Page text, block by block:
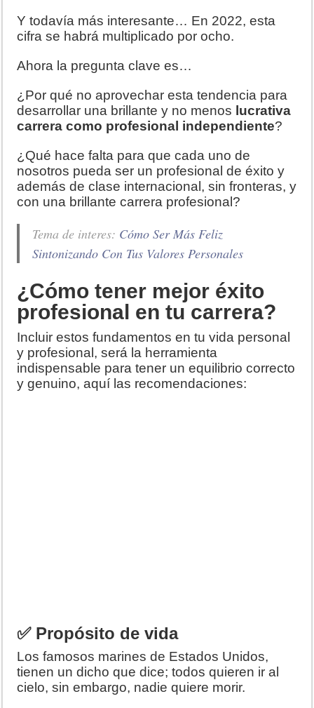
Y todavía más interesante… En 2022, esta
cifra se habrá multiplicado por ocho.
Ahora la pregunta clave es…
¿Por qué no aprovechar esta tendencia para
desarrollar una brillante y no menos lucrativa
carrera como profesional independiente?
¿Qué hace falta para que cada uno de
nosotros pueda ser un profesional de éxito y
además de clase internacional, sin fronteras, y
con una brillante carrera profesional?
Tema de interes: Cómo Ser Más Feliz
Sintonizando Con Tus Valores Personales
¿Cómo tener mejor éxito
profesional en tu carrera?
Incluir estos fundamentos en tu vida personal
y profesional, será la herramienta
indispensable para tener un equilibrio correcto
y genuino, aquí las recomendaciones:
✅ Propósito de vida
Los famosos marines de Estados Unidos,
tienen un dicho que dice; todos quieren ir al
cielo, sin embargo, nadie quiere morir.